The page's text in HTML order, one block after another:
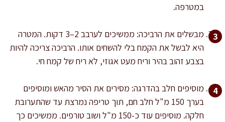
במטרפה.
מבשלים את הרביכה: ממשיכים לערבב 2–3 דקות. המטרה
היא לבשל את הקמח בלי להשחים אותו. הרביכה צריכה להיות
בצבע זהוב בהיר וריח מעט אגוזי, לא ריח של קמח חי.
מוסיפים חלב בהדרגה: מסירים את הסיר מהאש ומוסיפים
בערך 150 מ"ל חלב חם, תוך טריפה נמרצת עד שהתערובת
חלקה. מוסיפים עוד כ-150 מ"ל ושוב טורפים. ממשיכים כך